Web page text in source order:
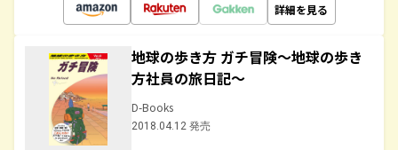
詳細を見る
地球の歩き方 ガチ冒険～地球の歩き
方社員の旅日記～
D-Books
2018.04.12 発売